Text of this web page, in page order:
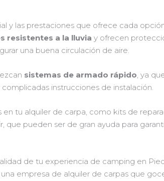
y las prestaciones que ofrece cada
resistentes a la lluvia y ofrecen
una buena circulación de aire.
sistemas de armado rápido, ya
instrucciones de instalación.
en tu alquiler de carpa, como kits de
que pueden ser de gran ayuda para
de tu experiencia de camping en
empresa de alquiler de carpas que